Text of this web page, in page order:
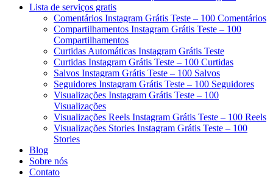
Lista de serviços gratis
Comentários Instagram Grátis Teste – 100 Comentários
Compartilhamentos Instagram Grátis Teste – 100
Compartilhamentos
Curtidas Automáticas Instagram Grátis Teste
Curtidas Instagram Grátis Teste – 100 Curtidas
Salvos Instagram Grátis Teste – 100 Salvos
Seguidores Instagram Grátis Teste – 100 Seguidores
Visualizações Instagram Grátis Teste – 100
Visualizações
Visualizações Reels Instagram Grátis Teste – 100 Reels
Visualizações Stories Instagram Grátis Teste – 100
Stories
Blog
Sobre nós
Contato